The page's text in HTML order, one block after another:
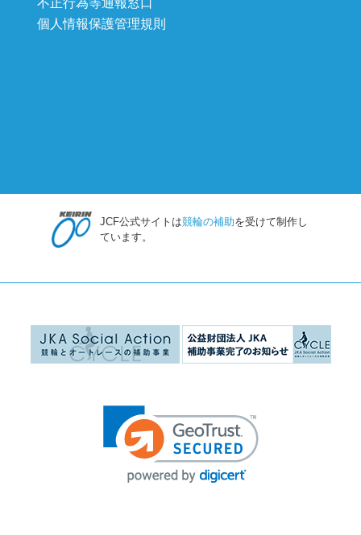
個人情報保護管理規則
JCF公式サイトは競輪の補助を受けて制作し
ています。